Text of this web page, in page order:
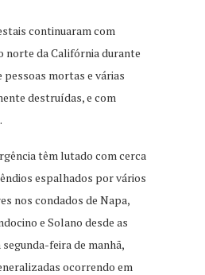
continuaram com
norte da Califórnia durante
pessoas mortas e várias
destruídas, e com
têm lutado com cerca
espalhados por vários
nos condados de Napa,
e Solano desde as
feira de manhã,
ocorrendo em